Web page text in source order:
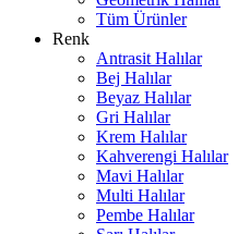
Tüm Ürünler
Renk
Antrasit Halılar
Bej Halılar
Beyaz Halılar
Gri Halılar
Krem Halılar
Kahverengi Halılar
Mavi Halılar
Multi Halılar
Pembe Halılar